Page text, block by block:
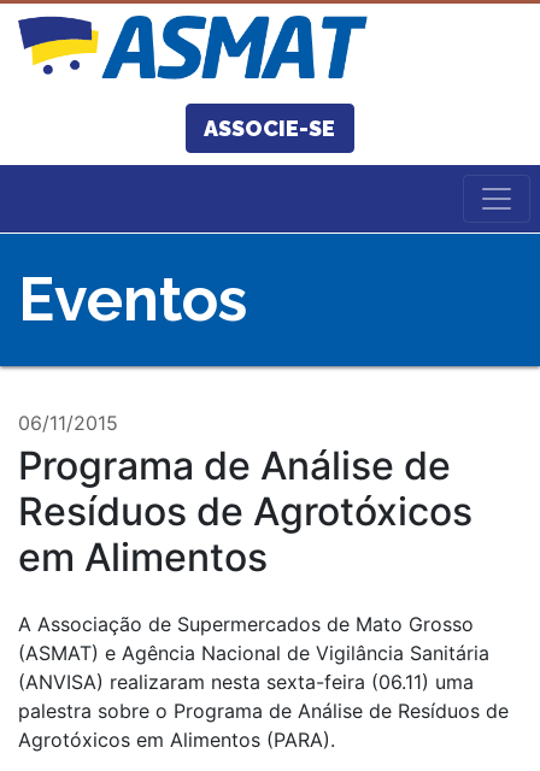
ASSOCIE-SE
Eventos
06/11/2015
Programa de Análise de
Resíduos de Agrotóxicos
em Alimentos
A Associação de Supermercados de Mato Grosso
(ASMAT) e Agência Nacional de Vigilância Sanitária
(ANVISA) realizaram nesta sexta-feira (06.11) uma
palestra sobre o Programa de Análise de Resíduos de
Agrotóxicos em Alimentos (PARA).